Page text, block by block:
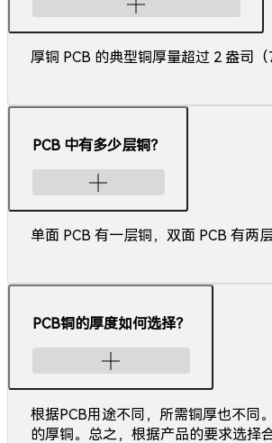
厚铜 PCB 的典型铜厚量超过 2 盎司
PCB 中有多少层铜？
单面 PCB 有一层铜，双面 PCB 有两
PCB铜的厚度如何选择？
根据PCB用途不同，所需铜厚也不同
的厚铜。总之，根据产品的要求选择